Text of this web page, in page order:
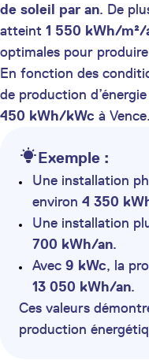
de soleil par an. De
atteint 1 550 kWh/m²/
optimales pour
En fonction des
de production
450 kWh/kWc à Vence.
Exemple :
Une installation
environ 4 350
Une installation
700 kWh/an.
Avec 9 kWc, la
13 050 kWh/an.
Ces valeurs
production